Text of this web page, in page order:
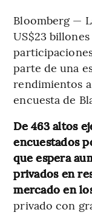
Bloomberg —
US$23
parte de una
rendimientos
encuesta de
De 463 altos
encuestados
que espera
privados en
mercado en
privado con